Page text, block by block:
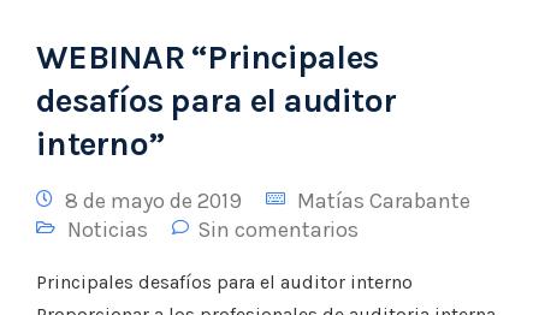
WEBINAR “Principales
desafíos para el auditor
interno”
8 de mayo de 2019
Matías Carabante
Noticias
Sin comentarios
Principales desafíos para el auditor interno